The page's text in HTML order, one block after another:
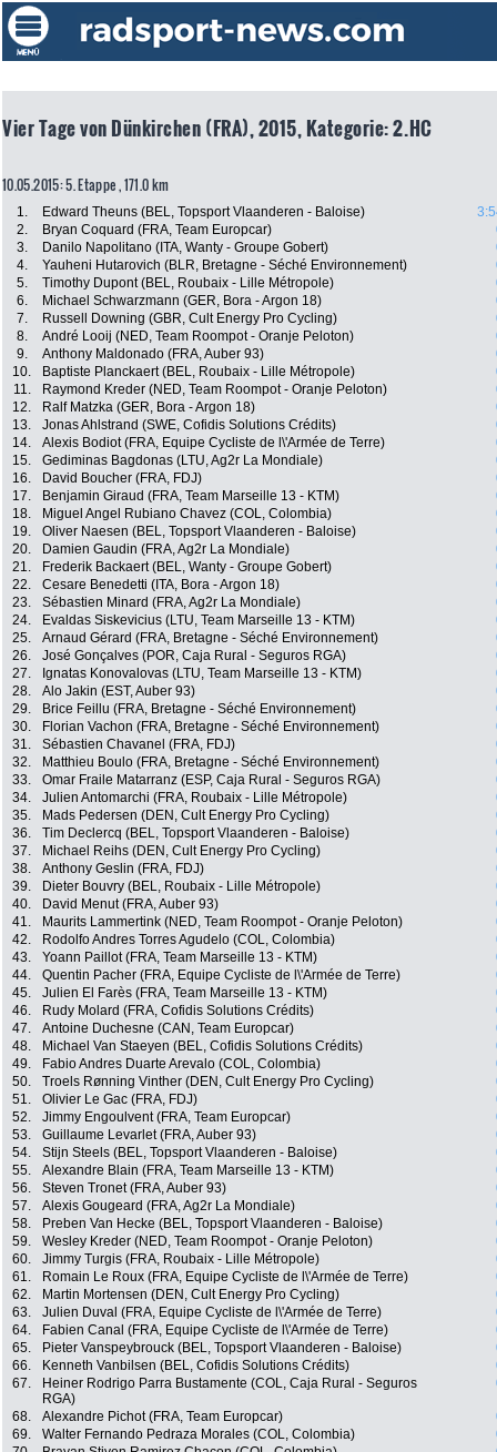
Vier Tage von Dünkirchen (FRA), 2015, Kategorie: 2.HC
10.05.2015: 5. Etappe , 171.0 km
1. Edward Theuns (BEL, Topsport Vlaanderen - Baloise)
2.
Bryan Coquard (FRA, Team Europcar)
3.
Danilo Napolitano (ITA, Wanty - Groupe Gobert)
4.
Yauheni Hutarovich (BLR, Bretagne - Séché Environnement)
5.
Timothy Dupont (BEL, Roubaix - Lille Métropole)
6.
Michael Schwarzmann (GER, Bora - Argon 18)
7.
Russell Downing (GBR, Cult Energy Pro Cycling)
8.
André Looij (NED, Team Roompot - Oranje Peloton)
9.
Anthony Maldonado (FRA, Auber 93)
10.
Baptiste Planckaert (BEL, Roubaix - Lille Métropole)
11.
Raymond Kreder (NED, Team Roompot - Oranje Peloton)
12.
Ralf Matzka (GER, Bora - Argon 18)
13.
Jonas Ahlstrand (SWE, Cofidis Solutions Crédits)
14.
Alexis Bodiot (FRA, Equipe Cycliste de l\'Armée de Terre)
15.
Gediminas Bagdonas (LTU, Ag2r La Mondiale)
16.
David Boucher (FRA, FDJ)
17.
Benjamin Giraud (FRA, Team Marseille 13 - KTM)
18.
Miguel Angel Rubiano Chavez (COL, Colombia)
19.
Oliver Naesen (BEL, Topsport Vlaanderen - Baloise)
20.
Damien Gaudin (FRA, Ag2r La Mondiale)
21.
Frederik Backaert (BEL, Wanty - Groupe Gobert)
22.
Cesare Benedetti (ITA, Bora - Argon 18)
23.
Sébastien Minard (FRA, Ag2r La Mondiale)
24.
Evaldas Siskevicius (LTU, Team Marseille 13 - KTM)
25.
Arnaud Gérard (FRA, Bretagne - Séché Environnement)
26.
José Gonçalves (POR, Caja Rural - Seguros RGA)
27.
Ignatas Konovalovas (LTU, Team Marseille 13 - KTM)
28.
Alo Jakin (EST, Auber 93)
29.
Brice Feillu (FRA, Bretagne - Séché Environnement)
30.
Florian Vachon (FRA, Bretagne - Séché Environnement)
31.
Sébastien Chavanel (FRA, FDJ)
32.
Matthieu Boulo (FRA, Bretagne - Séché Environnement)
33.
Omar Fraile Matarranz (ESP, Caja Rural - Seguros RGA)
34.
Julien Antomarchi (FRA, Roubaix - Lille Métropole)
35.
Mads Pedersen (DEN, Cult Energy Pro Cycling)
36.
Tim Declercq (BEL, Topsport Vlaanderen - Baloise)
37.
Michael Reihs (DEN, Cult Energy Pro Cycling)
38.
Anthony Geslin (FRA, FDJ)
39.
Dieter Bouvry (BEL, Roubaix - Lille Métropole)
40.
David Menut (FRA, Auber 93)
41.
Maurits Lammertink (NED, Team Roompot - Oranje Peloton)
42.
Rodolfo Andres Torres Agudelo (COL, Colombia)
43.
Yoann Paillot (FRA, Team Marseille 13 - KTM)
44.
Quentin Pacher (FRA, Equipe Cycliste de l\'Armée de Terre)
45.
Julien El Farès (FRA, Team Marseille 13 - KTM)
46.
Rudy Molard (FRA, Cofidis Solutions Crédits)
47.
Antoine Duchesne (CAN, Team Europcar)
48.
Michael Van Staeyen (BEL, Cofidis Solutions Crédits)
49.
Fabio Andres Duarte Arevalo (COL, Colombia)
50.
Troels Rønning Vinther (DEN, Cult Energy Pro Cycling)
51.
Olivier Le Gac (FRA, FDJ)
52.
Jimmy Engoulvent (FRA, Team Europcar)
53.
Guillaume Levarlet (FRA, Auber 93)
54.
Stijn Steels (BEL, Topsport Vlaanderen - Baloise)
55.
Alexandre Blain (FRA, Team Marseille 13 - KTM)
56.
Steven Tronet (FRA, Auber 93)
57.
Alexis Gougeard (FRA, Ag2r La Mondiale)
58.
Preben Van Hecke (BEL, Topsport Vlaanderen - Baloise)
59.
Wesley Kreder (NED, Team Roompot - Oranje Peloton)
60.
Jimmy Turgis (FRA, Roubaix - Lille Métropole)
61.
Romain Le Roux (FRA, Equipe Cycliste de l\'Armée de Terre)
62.
Martin Mortensen (DEN, Cult Energy Pro Cycling)
63.
Julien Duval (FRA, Equipe Cycliste de l\'Armée de Terre)
64.
Fabien Canal (FRA, Equipe Cycliste de l\'Armée de Terre)
65.
Pieter Vanspeybrouck (BEL, Topsport Vlaanderen - Baloise)
66.
Kenneth Vanbilsen (BEL, Cofidis Solutions Crédits)
67.
Heiner Rodrigo Parra Bustamente (COL, Caja Rural - Seguros
RGA)
68. Alexandre Pichot (FRA, Team Europcar)
69.
Walter Fernando Pedraza Morales (COL, Colombia)